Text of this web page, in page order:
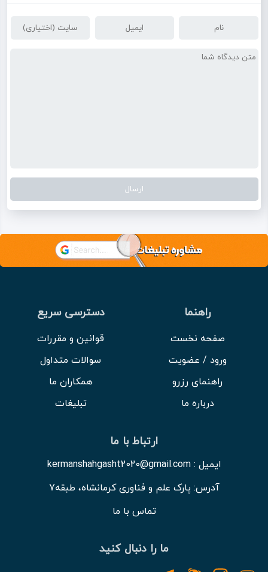
راهنما
صفحه نخست
ورود / عضویت
راهنمای رزرو
درباره ما
دسترسی سریع
قوانین و مقررات
سوالات متداول
همکاران ما
تبلیغات
ارتباط با ما
ایمیل : kermanshahgasht2020@gmail.com
آدرس: پارک علم و فناوری کرمانشاه، طبقه7
تماس با ما
ما را دنبال کنید